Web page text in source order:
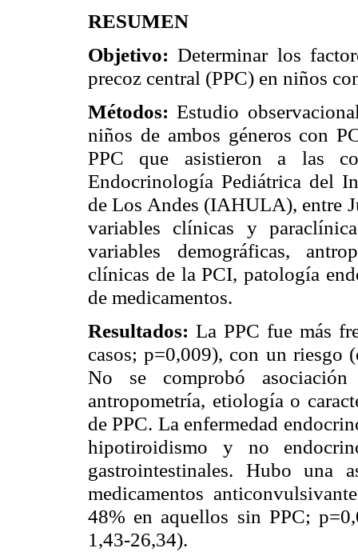
RESUMEN
Objetivo:Determinar los
precoz central (PPC) en niños
Métodos:Estudio
niños de ambos géneros con
PPC que asistieron a las
Endocrinología Pediátrica del
de Los Andes (IAHULA), entre
variables clínicas y
variables demográficas,
clínicas de la PCI, patología
de medicamentos.
Resultados: La PPC fue más
casos; p=0,009), con un riesgo
No se comprobó asociación
antropometría, etiología o
de PPC. La enfermedad
hipotiroidismo y no
gastrointestinales. Hubo una
medicamentos
48% en aquellos sin PPC;
1,43-26,34).